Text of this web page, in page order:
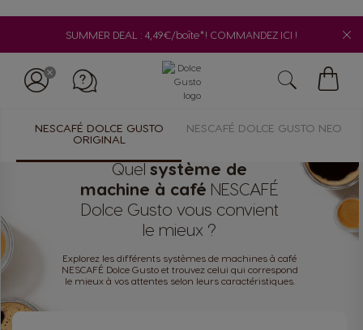
SUMMER DEAL : 4,49€/boîte*! COMMANDEZ ICI !
NESCAFÉ DOLCE GUSTO
ORIGINAL
NESCAFÉ DOLCE GUSTO NEO
Quelsystème de
machine à café NESCAFÉ
Dolce Gusto vous convient
le mieux ?
Explorez les différents systèmes de machines à café
NESCAFÉ Dolce Gusto et trouvez celui qui correspond
le mieux à vos attentes selon leurs caractéristiques.